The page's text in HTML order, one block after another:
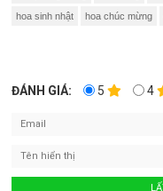
hoa sinh nhật hoa chúc mừng
ĐÁNH GIÁ: 5 4